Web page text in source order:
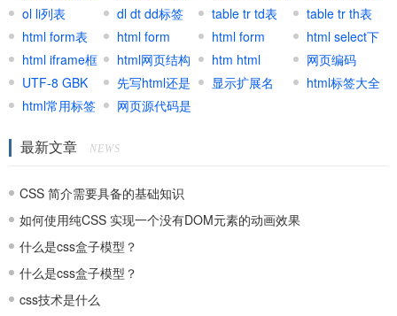
签
网页单位
ol li列表
dl dt dd标签
组
table tr td表
格
table tr th表
格
html form表
单
html form
input
html form
textarea文本
区域
html select下
拉与跳转
(Html select)
html iframe框
架
html网页结构
htm html
shtml区别用
网页编码
charset
UTF-8 GBK
UTF8
联系
先写html还是
先写CSS
显示扩展名
html标签大全
html常用标签
网页源代码是
最新文章 NEWS
CSS 简介需要具备的基础知识
如何使用纯CSS 实现一个没有DOM元素的动画效果
什么是css盒子模型？
什么是css盒子模型？
css技术是什么